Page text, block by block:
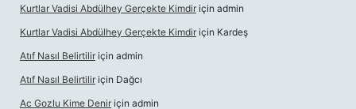
Kurtlar Vadisi Abdülhey Gerçekte Kimdir için admin
Kurtlar Vadisi Abdülhey Gerçekte Kimdir için Kardeş
Atıf Nasıl Belirtilir için admin
Atıf Nasıl Belirtilir için Dağcı
Ac Gozlu Kime Denir için admin